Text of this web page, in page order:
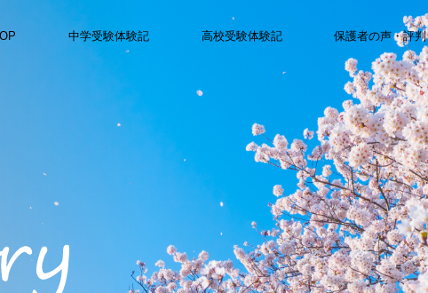
中学受験体験記 高校受験体験記 保護者の声・評判